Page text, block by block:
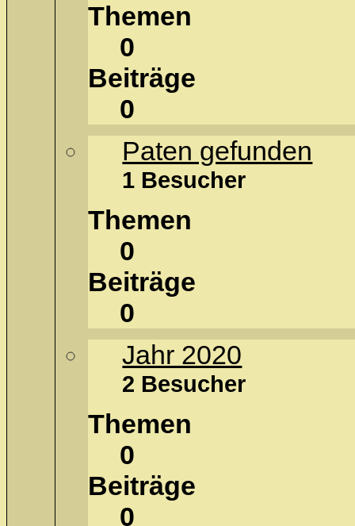
Themen
0
Beiträge
0
Paten gefunden
1 Besucher
Themen
0
Beiträge
0
Jahr 2020
2 Besucher
Themen
0
Beiträge
0